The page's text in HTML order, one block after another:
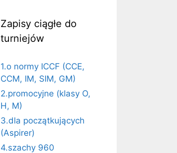
Zapisy ciągłe do
turniejów
1.o normy ICCF (CCE,
CCM, IM, SIM, GM)
2.promocyjne (klasy O,
H, M)
3.dla początkujących
(Aspirer)
4.szachy 960